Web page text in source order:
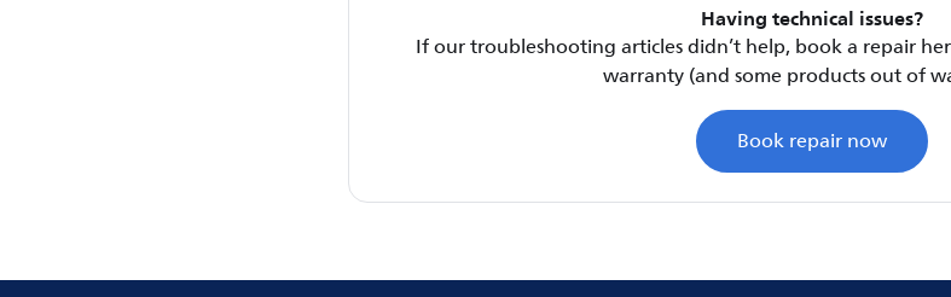
Having technical issues?
If our troubleshooting articles didn’t help, book a repair
warranty (and some products out of
Book repair now